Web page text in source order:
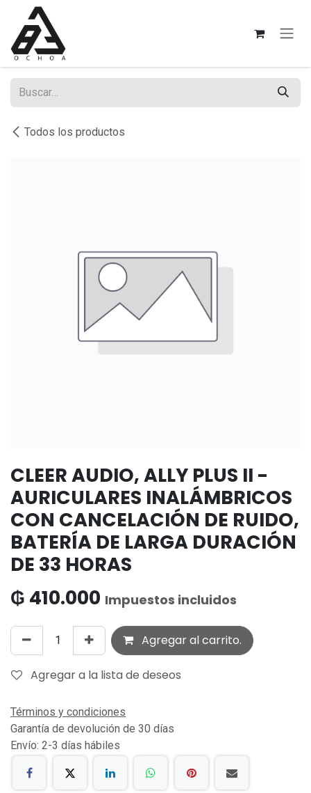
Ir al contenido
Todos los productos
CLEER AUDIO, ALLY PLUS II -
AURICULARES INALÁMBRICOS
CON CANCELACIÓN DE RUIDO,
BATERÍA DE LARGA DURACIÓN
DE 33 HORAS
₲ 410.000 Impuestos incluidos
Agregar al carrito.
Agregar a la lista de deseos
Términos y condiciones
Garantía de devolución de 30 días
Envío: 2-3 días hábiles